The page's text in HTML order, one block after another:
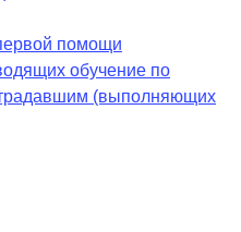
помощи
обучение по
(выполняющих